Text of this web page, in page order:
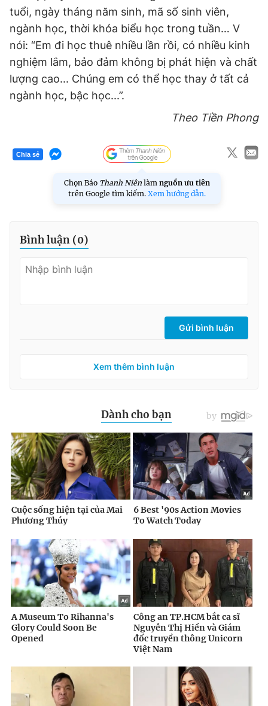
tuổi, ngày tháng năm sinh, mã số sinh viên,
ngành học, thời khóa biểu học trong tuần… V
nói: “Em đi học thuê nhiều lần rồi, có nhiều kinh
nghiệm lắm, bảo đảm không bị phát hiện và chất
lượng cao... Chúng em có thể học thay ở tất cả
ngành học, bậc học...”.
Theo Tiền Phong
Chia sẻ
Chọn Báo Thanh Niên làm nguồn ưu tiên
trên Google tìm kiếm. Xem hướng dẫn.
Bình luận (0)
Gửi bình luận
Xem thêm bình luận